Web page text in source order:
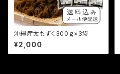
沖縄産太もずく300ｇ×3袋
¥2,000